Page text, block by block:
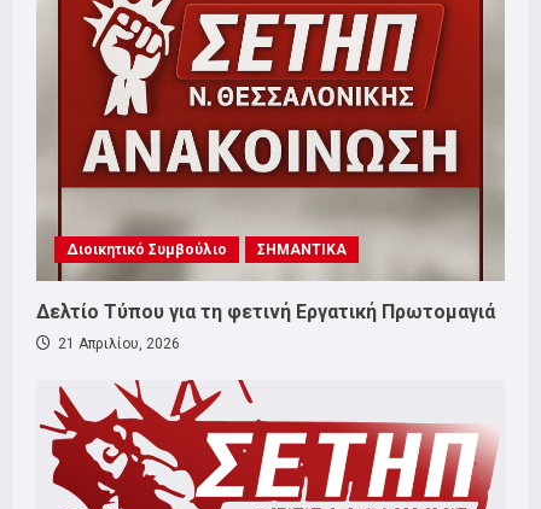
Διοικητικό Συμβούλιο ΣΗΜΑΝΤΙΚΑ
Δελτίο Τύπου για τη φετινή Εργατική Πρωτομαγιά
21 Απριλίου, 2026